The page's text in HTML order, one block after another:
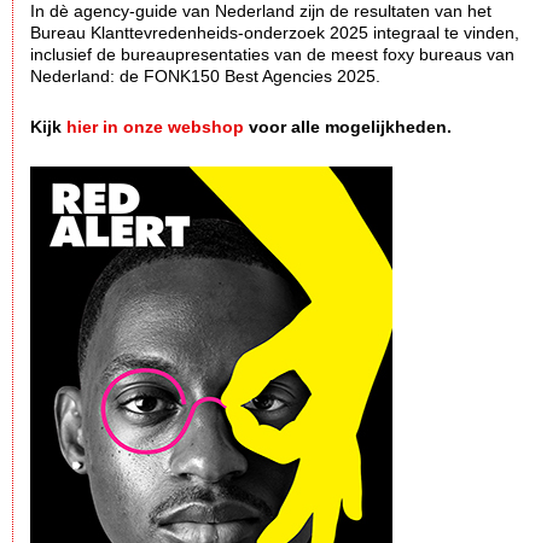
In dè agency-guide van Nederland zijn de resultaten van het
Bureau Klanttevredenheids-onderzoek 2025 integraal te vinden,
inclusief de bureaupresentaties van de meest foxy bureaus van
Nederland: de FONK150 Best Agencies 2025.
Kijk hier in onze webshop voor alle mogelijkheden.